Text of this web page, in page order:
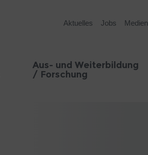
Aktuelles Jobs Medien
Aus- und Weiterbildung
/ Forschung